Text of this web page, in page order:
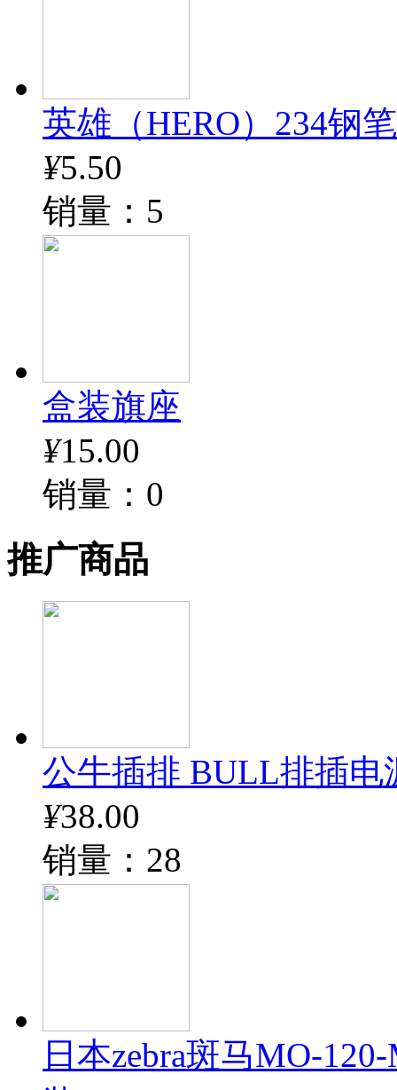
英雄（HERO）234钢
¥5.50
销量：5
盒装旗座
¥15.00
销量：0
推广商品
公牛插排 BULL排插电
¥38.00
销量：28
日本zebra斑马MO-